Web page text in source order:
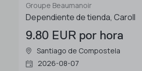
Groupe Beaumanoir
Dependiente de tienda, Caroll
9.80 EUR por hora
Santiago de Compostela
2026-08-07